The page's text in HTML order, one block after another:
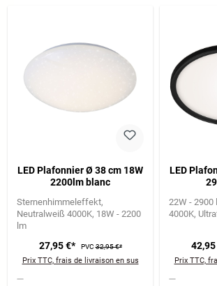
LED Plafonnier Ø 38 cm 18W
2200lm blanc
Sternenhimmeleffekt
Neutralweiß 4000K 18W - 2200
lm
27,95 €* PVC32,95 €*
Prix TTC, frais de livraison en sus
LED
22W - 2900
4000K
Prix TTC,